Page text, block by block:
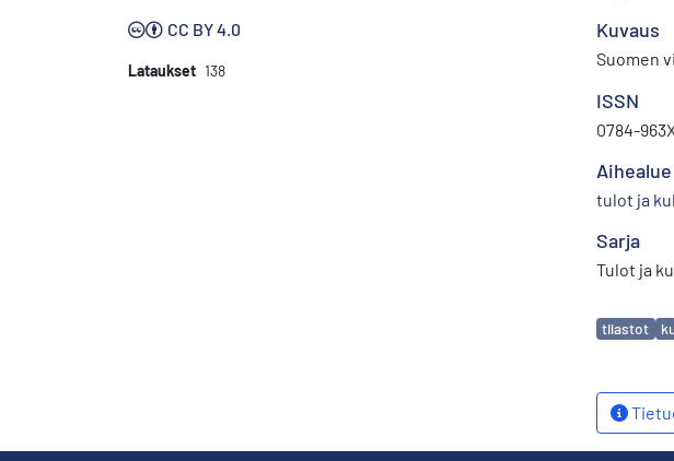
CC BY 4.0
Lataukset 138
Kuvaus
Suomen
ISSN
0784-
Aihealue
tulot ja
Sarja
Tulot ja
tilastot